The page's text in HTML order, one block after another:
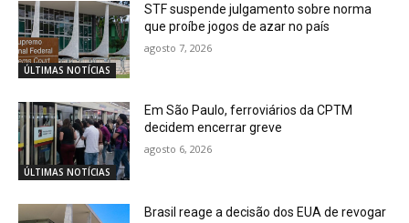
ÚLTIMAS NOTÍCIAS
STF suspende julgamento sobre norma
que proíbe jogos de azar no país
agosto 7, 2026
ÚLTIMAS NOTÍCIAS
Em São Paulo, ferroviários da CPTM
decidem encerrar greve
agosto 6, 2026
Brasil reage a decisão dos EUA de revogar